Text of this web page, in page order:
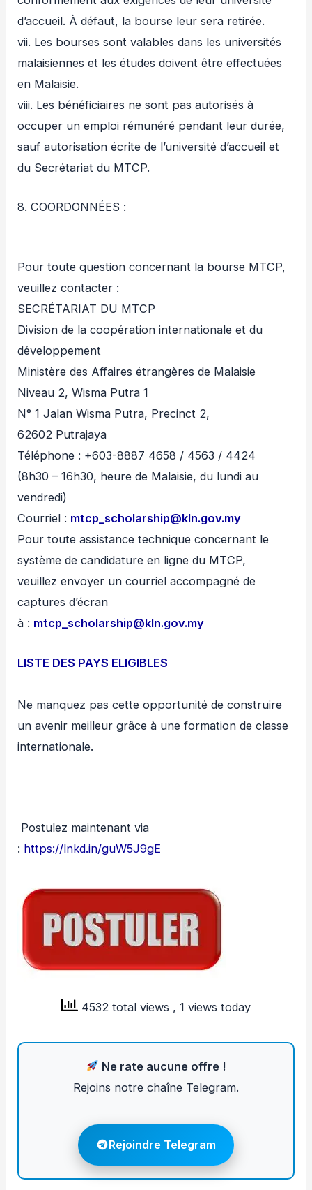
d’accueil. À défaut, la bourse leur sera retirée.
vii. Les bourses sont valables dans les universités
malaisiennes et les études doivent être effectuées
en Malaisie.
viii. Les bénéficiaires ne sont pas autorisés à
occuper un emploi rémunéré pendant leur durée,
sauf autorisation écrite de l’université d’accueil et
du Secrétariat du MTCP.
8. COORDONNÉES :
Pour toute question concernant la bourse MTCP,
veuillez contacter :
SECRÉTARIAT DU MTCP
Division de la coopération internationale et du
développement
Ministère des Affaires étrangères de Malaisie
Niveau 2, Wisma Putra 1
N° 1 Jalan Wisma Putra, Precinct 2,
62602 Putrajaya
Téléphone : +603-8887 4658 / 4563 / 4424
(8h30 – 16h30, heure de Malaisie, du lundi au
vendredi)
Courriel : mtcp_scholarship@kln.gov.my
Pour toute assistance technique concernant le
système de candidature en ligne du MTCP,
veuillez envoyer un courriel accompagné de
captures d’écran
à : mtcp_scholarship@kln.gov.my
LISTE DES PAYS ELIGIBLES
Ne manquez pas cette opportunité de construire
un avenir meilleur grâce à une formation de classe
internationale.
Postulez maintenant via
: https://lnkd.in/guW5J9gE
4532 total views , 1 views today
Ne rate aucune offre !
Rejoins notre chaîne Telegram.
Rejoindre Telegram